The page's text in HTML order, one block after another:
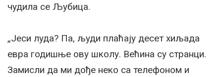
чудила се Љубица.
„Јеси луда? Па, људи плаћају десет хиљада
евра годишње ову школу. Већина су странци.
Замисли да ми дође неко са телефоном и